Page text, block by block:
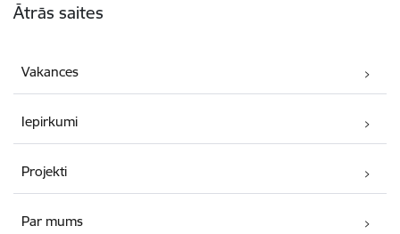
Ātrās saites
Vakances
Iepirkumi
Projekti
Par mums